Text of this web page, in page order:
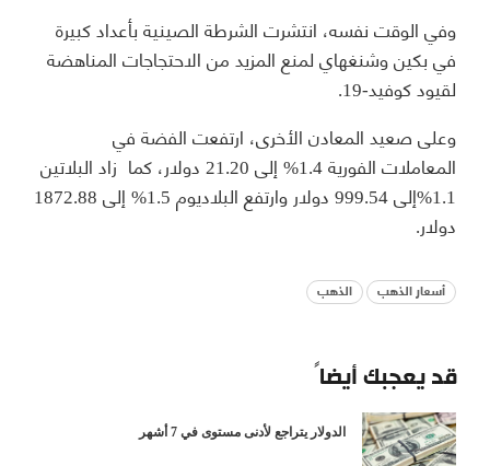
وفي الوقت نفسه، انتشرت الشرطة الصينية بأعداد كبيرة
في بكين وشنغهاي لمنع المزيد من الاحتجاجات المناهضة
لقيود كوفيد-19.
وعلى صعيد المعادن الأخرى، ارتفعت الفضة في
المعاملات الفورية 1.4% إلى 21.20 دولار، كما زاد البلاتين
1.1%إلى 999.54 دولار وارتفع البلاديوم 1.5% إلى 1872.88
دولار.
أسعار الذهب الذهب
قد يعجبك أيضاً
الدولار يتراجع لأدنى مستوى في 7 أشهر